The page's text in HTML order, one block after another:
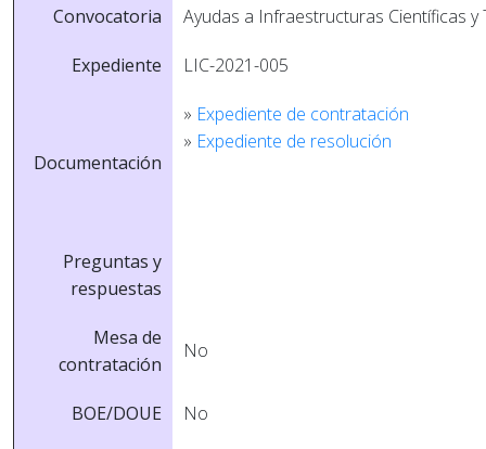
Convocatoria Ayudas a Infraestructuras Científicas y
Expediente LIC-2021-005
Documentación
» Expediente de contratación
» Expediente de resolución
Preguntas y
respuestas
Mesa de
contratación
No
BOE/DOUE No